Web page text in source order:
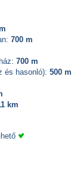
700 m
700 m
és hasonló): 500 m
km